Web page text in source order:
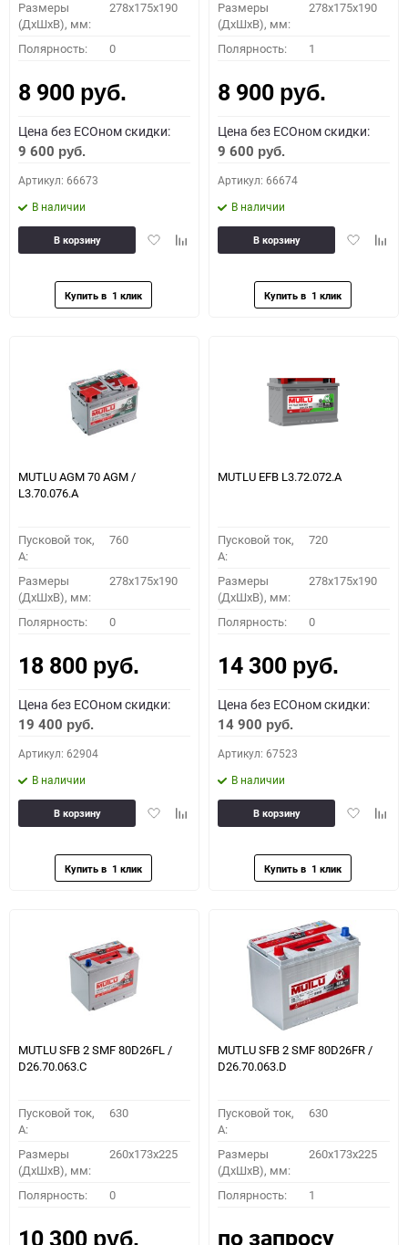
Размеры
(ДхШхВ), мм:
278x175x190
Полярность: 0
8 900 руб.
Цена без ECOном скидки:
9 600 руб.
Артикул: 66673
В наличии
ДобавитьДобавить
В корзину
Размеры
(ДхШхВ), мм:
278x175x190
Полярность: 1
8 900 руб.
Цена без ECOном скидки:
9 600 руб.
Артикул: 66674
В наличии
Добавить
В корзину
MUTLU AGM 70 AGM /
L3.70.076.A
Пусковой ток,
A:
760
Размеры
(ДхШхВ), мм:
278x175x190
Полярность: 0
18 800 руб.
Цена без ECOном скидки:
19 400 руб.
Артикул: 62904
В наличии
ДобавитьДобавить
В корзину
MUTLU EFB L3.72.072.A
Пусковой ток,
A:
720
Размеры
(ДхШхВ), мм:
278x175x190
Полярность: 0
14 300 руб.
Цена без ECOном скидки:
14 900 руб.
Артикул: 67523
В наличии
Добавить
В корзину
MUTLU SFB 2 SMF 80D26FL /
D26.70.063.C
Пусковой ток,
A:
630
Размеры
(ДхШхВ), мм:
260x173x225
Полярность: 0
10 300 руб.
MUTLU SFB 2 SMF 80D26FR /
D26.70.063.D
Пусковой ток,
A:
630
Размеры
(ДхШхВ), мм:
260x173x225
Полярность: 1
по запросу